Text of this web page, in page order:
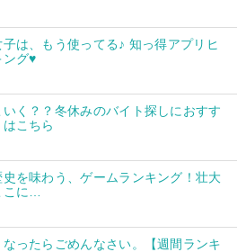
は、もう使ってる♪ 知っ得アプリヒ
ング♥
いく？？冬休みのバイト探しにおすす
こちら
史を味わう、ゲームランキング！壮大
に…
ったらごめんなさい。【週間ランキ